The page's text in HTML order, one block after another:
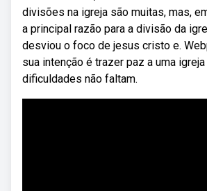
divisões na igreja são muitas, mas,
a principal razão para a divisão da
desviou o foco de jesus cristo e.
sua intenção é trazer paz a uma
dificuldades não faltam.